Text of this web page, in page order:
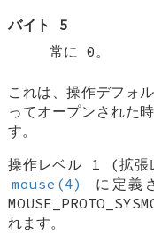
バイト 5
常に 0。
これは、操作デフォ
ってオープンされた
す。
操作レベル 1 (拡張
mouse(4)
に定義
れます。